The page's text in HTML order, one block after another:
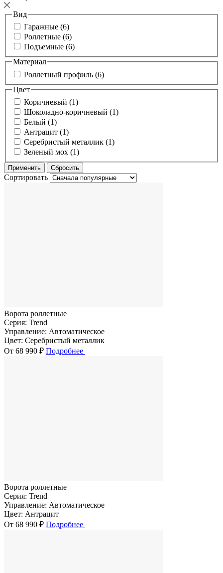
Вид
Гаражные (6)
Роллетные (6)
Подъемные (6)
Материал
Роллетный профиль (6)
Цвет
Коричневый (1)
Шоколадно-коричневый (1)
Белый (1)
Антрацит (1)
Серебристый металлик (1)
Зеленый мох (1)
Сортировать
Ворота роллетные
Серия: Trend
Управление: Автоматическое
Цвет: Серебристый металлик
От 68 990 ₽ Подробнее
Ворота роллетные
Серия: Trend
Управление: Автоматическое
Цвет: Антрацит
От 68 990 ₽ Подробнее